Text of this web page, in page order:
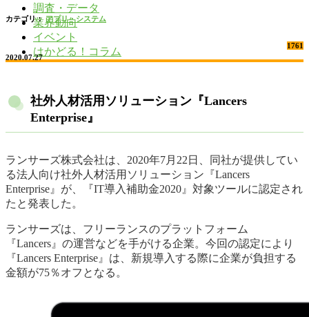
調査・データ
業界動向
イベント
はかどる！コラム
カテゴリ： アプリ・システム
1761
2020.07.27
社外人材活用ソリューション『Lancers
Enterprise』
ランサーズ株式会社は、2020年7月22日、同社が提供してい
る法人向け社外人材活用ソリューション『Lancers
Enterprise』が、『IT導入補助金2020』対象ツールに認定され
たと発表した。
ランサーズは、フリーランスのプラットフォーム
『Lancers』の運営などを手がける企業。今回の認定により
『Lancers Enterprise』は、新規導入する際に企業が負担する
金額が75％オフとなる。